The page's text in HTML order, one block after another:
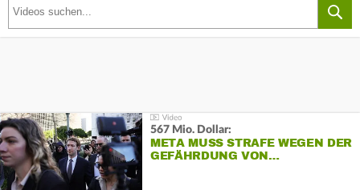
567 Mio. Dollar:
META MUSS STRAFE WEGEN DER
GEFÄHRDUNG VON…